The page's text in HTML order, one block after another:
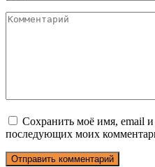
Комментарий
Сохранить моё имя, email и
последующих моих